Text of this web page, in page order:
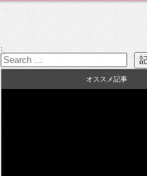
:
オススメ記事